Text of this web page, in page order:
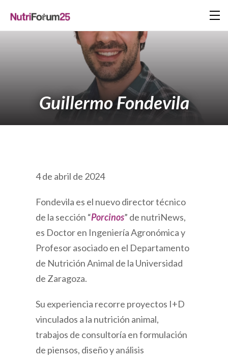
Guillermo Fondevila
4 de abril de 2024
Fondevila es el nuevo director técnico
de la sección “Porcinos” de nutriNews,
es Doctor en Ingeniería Agronómica y
Profesor asociado en el Departamento
de Nutrición Animal de la Universidad
de Zaragoza.
Su experiencia recorre proyectos I+D
vinculados a la nutrición animal,
trabajos de consultoría en formulación
de piensos, diseño y análisis